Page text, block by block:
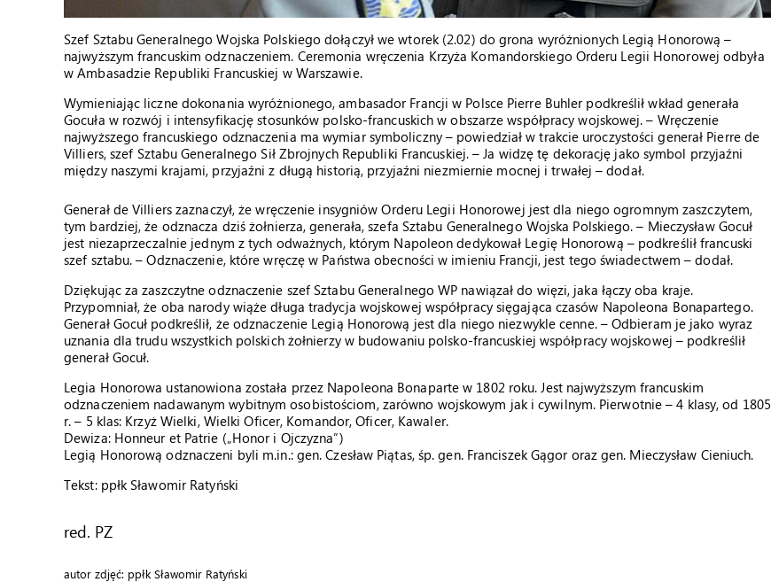
Szef Sztabu Generalnego Wojska Polskiego dołączył we wtorek (2.02) do grona wyróżnionych Legią Honorową –
najwyższym francuskim odznaczeniem. Ceremonia wręczenia Krzyża Komandorskiego Orderu Legii Honorowej odbyła
w Ambasadzie Republiki Francuskiej w Warszawie.
Wymieniając liczne dokonania wyróżnionego, ambasador Francji w Polsce Pierre Buhler podkreślił wkład generała
Gocuła w rozwój i intensyfikację stosunków polsko-francuskich w obszarze współpracy wojskowej. – Wręczenie
najwyższego francuskiego odznaczenia ma wymiar symboliczny – powiedział w trakcie uroczystości generał Pierre de
Villiers, szef Sztabu Generalnego Sił Zbrojnych Republiki Francuskiej. – Ja widzę tę dekorację jako symbol przyjaźni
między naszymi krajami, przyjaźni z długą historią, przyjaźni niezmiernie mocnej i trwałej – dodał.
Generał de Villiers zaznaczył, że wręczenie insygniów Orderu Legii Honorowej jest dla niego ogromnym zaszczytem,
tym bardziej, że odznacza dziś żołnierza, generała, szefa Sztabu Generalnego Wojska Polskiego. – Mieczysław Gocuł
jest niezaprzeczalnie jednym z tych odważnych, którym Napoleon dedykował Legię Honorową – podkreślił francuski
szef sztabu. – Odznaczenie, które wręczę w Państwa obecności w imieniu Francji, jest tego świadectwem – dodał.
Dziękując za zaszczytne odznaczenie szef Sztabu Generalnego WP nawiązał do więzi, jaka łączy oba kraje.
Przypomniał, że oba narody wiąże długa tradycja wojskowej współpracy sięgająca czasów Napoleona Bonapartego.
Generał Gocuł podkreślił, że odznaczenie Legią Honorową jest dla niego niezwykle cenne. – Odbieram je jako wyraz
uznania dla trudu wszystkich polskich żołnierzy w budowaniu polsko-francuskiej współpracy wojskowej – podkreślił
generał Gocuł.
Legia Honorowa ustanowiona została przez Napoleona Bonaparte w 1802 roku. Jest najwyższym francuskim
odznaczeniem nadawanym wybitnym osobistościom, zarówno wojskowym jak i cywilnym. Pierwotnie – 4 klasy, od 1805
r. – 5 klas: Krzyż Wielki, Wielki Oficer, Komandor, Oficer, Kawaler.
Dewiza: Honneur et Patrie („Honor i Ojczyzna”)
Legią Honorową odznaczeni byli m.in.: gen. Czesław Piątas, śp. gen. Franciszek Gągor oraz gen. Mieczysław Cieniuch.
Tekst: ppłk Sławomir Ratyński
red. PZ
autor zdjęć: ppłk Sławomir Ratyński